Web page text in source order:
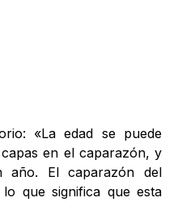
«La edad se puede
en el caparazón, y
año. El caparazón del
que significa que esta